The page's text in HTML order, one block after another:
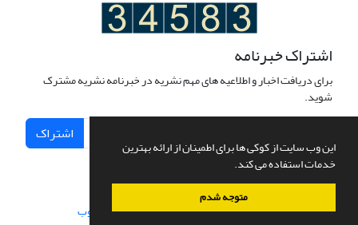
این وب سایت از کوکی ها برای اطمینان از ارائه بهترین
خدمات استفاده می کند.
متوجه شدم
اشتراک خبرنامه
برای دریافت اخبار و اطلاعیه های مهم نشریه در خبرنامه نشریه مشترک
شوید.
اشتراک
سامانه مدیریت نشریات علمی.طراحی و پیاده سازی از سیناوب